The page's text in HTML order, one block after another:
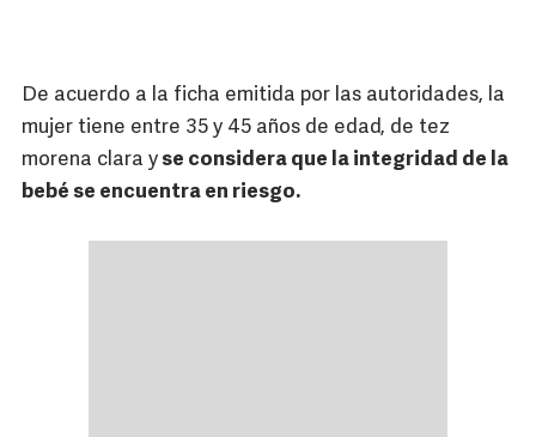
De acuerdo a la ficha emitida por las autoridades, la
mujer tiene entre 35 y 45 años de edad, de tez
morena clara yse considera que la integridad de la
bebé se encuentra en riesgo.